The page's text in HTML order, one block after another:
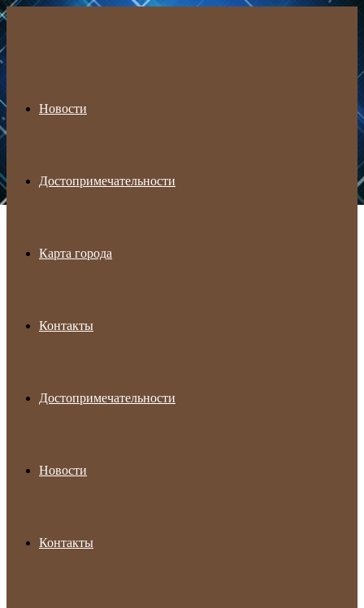
Новости
Достопримечательности
Карта города
Контакты
Достопримечательности
Новости
Контакты